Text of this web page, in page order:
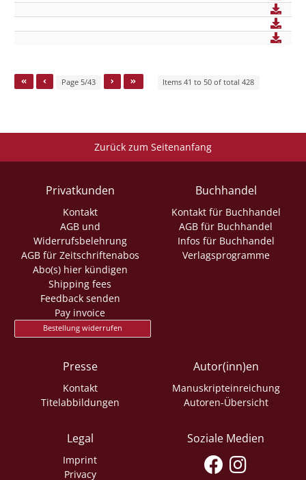
Page 5/43 Items 41 to 50 of total 428
Zurück zum Seitenanfang
Privatkunden
Kontakt
AGB und
Widerrufsbelehrung
AGB für Zeitschriftenabos
Abo(s) hier kündigen
Shipping fees
Feedback senden
Pay invoice
Bestellung widerrufen
Buchhandel
Kontakt für Buchhandel
AGB für Buchhandel
Infos für Buchhandel
Verlagsprogramme
Presse
Kontakt
Titelabbildungen
Autor(inn)en
Manuskripteinreichung
Autoren-Übersicht
Legal
Imprint
Privacy
Soziale Medien